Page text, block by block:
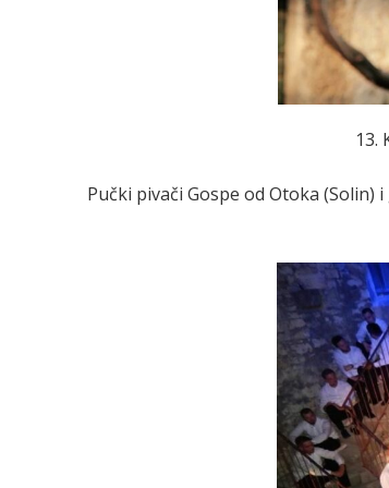
13.
Pučki pivači Gospe od Otoka (Solin)